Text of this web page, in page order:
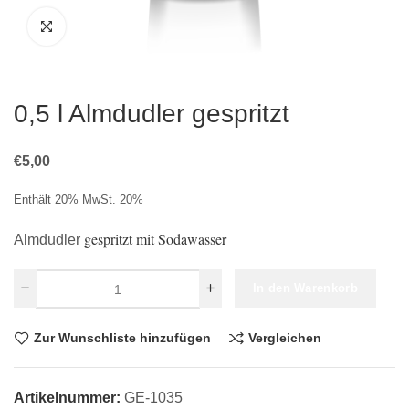
0,5 l Almdudler gespritzt
€5,00
Enthält 20% MwSt. 20%
Almdudler gespritzt mit Sodawasser
Zur Wunschliste hinzufügen Vergleichen
Artikelnummer: GE-1035